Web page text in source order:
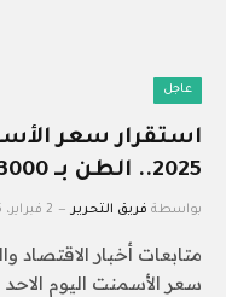
عاجل
2025.. الطن بـ 3000 جنيه
بواسطة فريق التحرير 2 فبراير، 2025
متابعات أخبار الاقتصاد